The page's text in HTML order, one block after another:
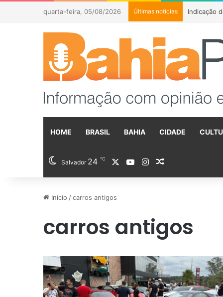
quarta-feira, 05/08/2026 Últimas notícias
HOME BRASIL BAHIA CIDADE
Salvador 24 ℃ YouTubeInstagram
Início /carros antigos
carros antigos